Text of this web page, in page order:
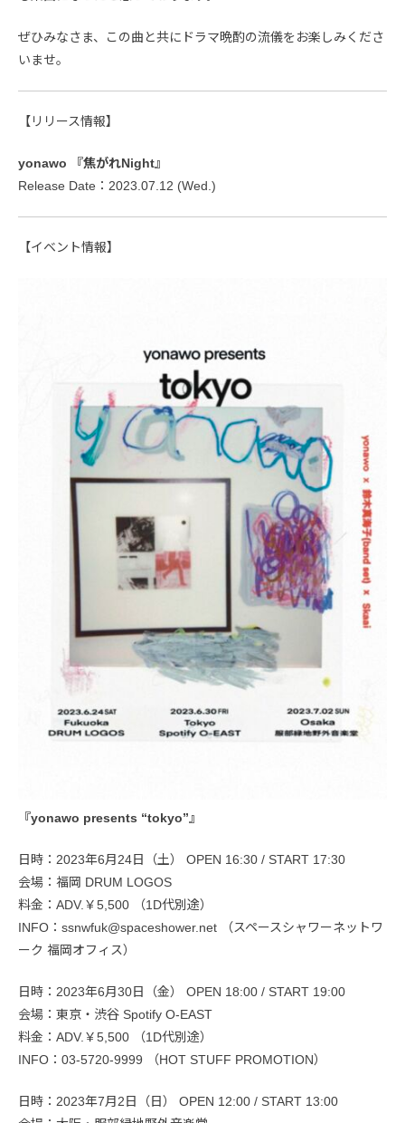
ぜひみなさま、この曲と共にドラマ晩酌の流儀をお楽しみくださ
いませ。
【リリース情報】
yonawo 『焦がれNight』
Release Date：2023.07.12 (Wed.)
【イベント情報】
『yonawo presents “tokyo”』
日時：2023年6月24日（土） OPEN 16:30 / START 17:30
会場：福岡 DRUM LOGOS
料金：ADV.￥5,500 （1D代別途）
INFO：ssnwfuk@spaceshower.net （スペースシャワーネットワ
ーク 福岡オフィス）
日時：2023年6月30日（金） OPEN 18:00 / START 19:00
会場：東京・渋谷 Spotify O-EAST
料金：ADV.￥5,500 （1D代別途）
INFO：03-5720-9999 （HOT STUFF PROMOTION）
日時：2023年7月2日（日） OPEN 12:00 / START 13:00